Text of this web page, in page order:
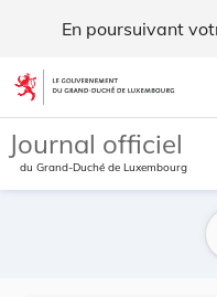
En poursuivant
Aller au contenu
Journal officiel
du Grand-Duché de Luxembourg